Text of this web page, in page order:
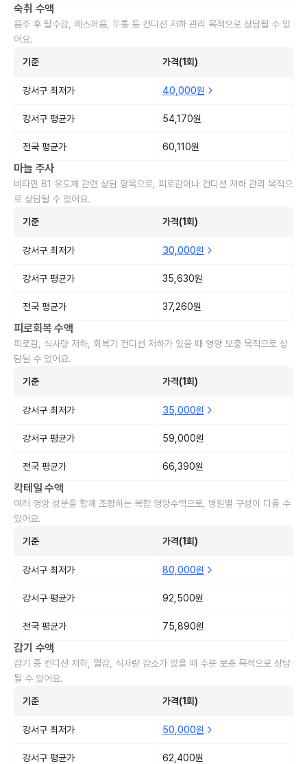
숙취 수액
음주 후 탈수감, 메스꺼움, 두통 등 컨디션 저하 관리 목적으로 상담될 수 있
어요.
기준 가격(1회)
강서구 최저가 40,000원
강서구 평균가 54,170원
전국 평균가 60,110원
마늘 주사
비타민 B1 유도체 관련 상담 항목으로, 피로감이나 컨디션 저하 관리 목적으
로 상담될 수 있어요.
기준 가격(1회)
강서구 최저가 30,000원
강서구 평균가 35,630원
전국 평균가 37,260원
피로회복 수액
피로감, 식사량 저하, 회복기 컨디션 저하가 있을 때 영양 보충 목적으로 상
담될 수 있어요.
기준 가격(1회)
강서구 최저가 35,000원
강서구 평균가 59,000원
전국 평균가 66,390원
칵테일 수액
여러 영양 성분을 함께 조합하는 복합 영양수액으로, 병원별 구성이 다를 수
있어요.
기준 가격(1회)
강서구 최저가 80,000원
강서구 평균가 92,500원
전국 평균가 75,890원
감기 수액
감기 중 컨디션 저하, 열감, 식사량 감소가 있을 때 수분 보충 목적으로 상담
될 수 있어요.
기준 가격(1회)
강서구 최저가 50,000원
강서구 평균가 62,400원